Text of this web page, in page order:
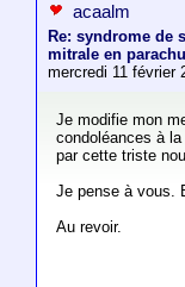
acaalm
Re: syndrome de
mitrale en
mercredi 11 février
Je modifie mon
condoléances à
par cette triste
Je pense à vous.
Au revoir.